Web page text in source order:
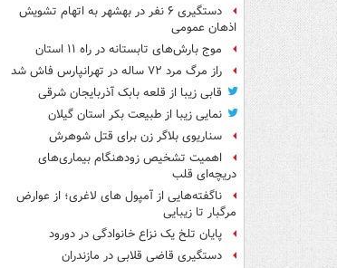
دستگیری ۶ نفر در بهشهر به اتهام تشویش
اذهان عمومی
موج بارش‌های تابستانه در راه ۱۱ استان
راز مرگ مرد ۷۲ ساله در تهرانپارس فاش شد
قابی زیبا از قلعه بابک آذربایجان شرقی
نمایی زیبا از طبیعت بکر استان گیلان
سناریوی بلاگر زن برای قتل شوهرش
اهمیت تشخیص زودهنگام بیماری‌های
دریچه‌ای قلب
ناگفته‌هایی از آمپول های لاغری؛ از عوارض
مرگبار تا زیبایی
پایان تلخ یک نزاع خانوادگی در دورود
دستگیری قاضی قلابی در مازندران